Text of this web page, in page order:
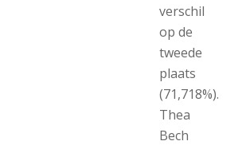
verschil
op de
tweede
plaats
(71,718%).
Thea
Bech